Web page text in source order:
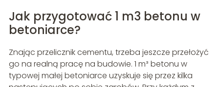
Jak przygotować 1 m3 betonu w
betoniarce?
Znając przelicznik cementu, trzeba jeszcze przełożyć
go na realną pracę na budowie. 1 m³ betonu w
typowej małej betoniarce uzyskuje się przez kilka